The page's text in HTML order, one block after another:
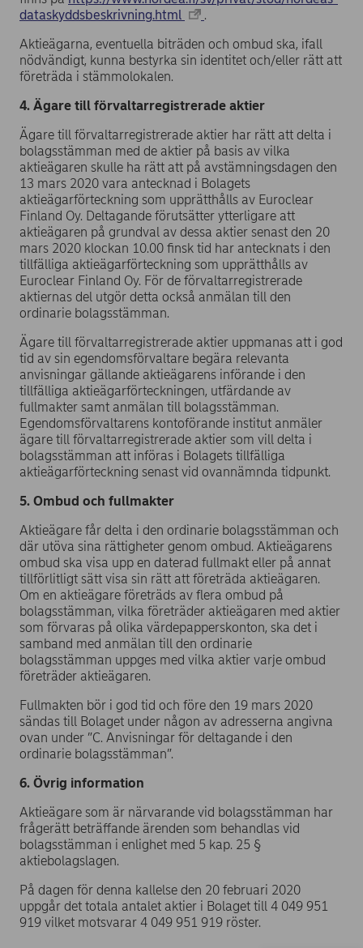
dataskyddsbeskrivning.html
.
Aktieägarna, eventuella biträden och ombud ska, ifall
nödvändigt, kunna bestyrka sin identitet och/eller rätt att
företräda i stämmolokalen.
4. Ägare till förvaltarregistrerade aktier
Ägare till förvaltarregistrerade aktier har rätt att delta i
bolagsstämman med de aktier på basis av vilka
aktieägaren skulle ha rätt att på avstämningsdagen den
13 mars 2020 vara antecknad i Bolagets
aktieägarförteckning som upprätthålls av Euroclear
Finland Oy. Deltagande förutsätter ytterligare att
aktieägaren på grundval av dessa aktier senast den 20
mars 2020 klockan 10.00 finsk tid har antecknats i den
tillfälliga aktieägarförteckning som upprätthålls av
Euroclear Finland Oy. För de förvaltarregistrerade
aktiernas del utgör detta också anmälan till den
ordinarie bolagsstämman.
Ägare till förvaltarregistrerade aktier uppmanas att i god
tid av sin egendomsförvaltare begära relevanta
anvisningar gällande aktieägarens införande i den
tillfälliga aktieägarförteckningen, utfärdande av
fullmakter samt anmälan till bolagsstämman.
Egendomsförvaltarens kontoförande institut anmäler
ägare till förvaltarregistrerade aktier som vill delta i
bolagsstämman att införas i Bolagets tillfälliga
aktieägarförteckning senast vid ovannämnda tidpunkt.
5. Ombud och fullmakter
Aktieägare får delta i den ordinarie bolagsstämman och
där utöva sina rättigheter genom ombud. Aktieägarens
ombud ska visa upp en daterad fullmakt eller på annat
tillförlitligt sätt visa sin rätt att företräda aktieägaren.
Om en aktieägare företräds av flera ombud på
bolagsstämman, vilka företräder aktieägaren med aktier
som förvaras på olika värdepapperskonton, ska det i
samband med anmälan till den ordinarie
bolagsstämman uppges med vilka aktier varje ombud
företräder aktieägaren.
Fullmakten bör i god tid och före den 19 mars 2020
sändas till Bolaget under någon av adresserna angivna
ovan under ”C. Anvisningar för deltagande i den
ordinarie bolagsstämman”.
6. Övrig information
Aktieägare som är närvarande vid bolagsstämman har
frågerätt beträffande ärenden som behandlas vid
bolagsstämman i enlighet med 5 kap. 25 §
aktiebolagslagen.
På dagen för denna kallelse den 20 februari 2020
uppgår det totala antalet aktier i Bolaget till 4 049 951
919 vilket motsvarar 4 049 951 919 röster.